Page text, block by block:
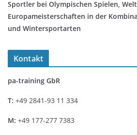
Sportler bei Olympischen Spielen,
Europameisterschaften in der
und Wintersportarten
Kontakt
pa-training GbR
T: +49 2841-93 11 334
M: +49 177-277 7383